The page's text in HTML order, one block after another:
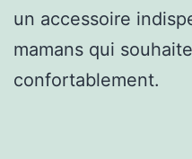
un accessoire
mamans qui
confortablement.